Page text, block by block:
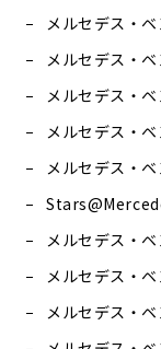
メルセデス・
メルセデス・
メルセデス・
メルセデス・
メルセデス・
メルセデス・
メルセデス・
メルセデス・